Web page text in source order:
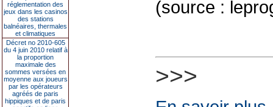
réglementation des
jeux dans les casinos
des stations
balnéaires, thermales
et climatiques
Décret no 2010-605
du 4 juin 2010 relatif à
la proportion
maximale des
sommes versées en
moyenne aux joueurs
par les opérateurs
agréés de paris
hippiques et de paris
(source :
>>>